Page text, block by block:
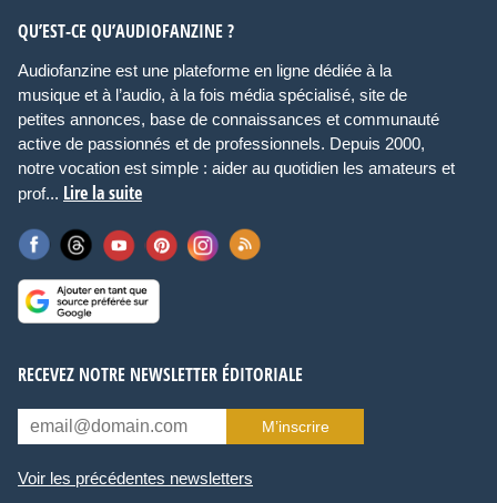
QU’EST-CE QU’AUDIOFANZINE ?
Audiofanzine est une plateforme en ligne dédiée à la
musique et à l’audio, à la fois média spécialisé, site de
petites annonces, base de connaissances et communauté
active de passionnés et de professionnels. Depuis 2000,
notre vocation est simple : aider au quotidien les amateurs et
prof... Lire la suite
RECEVEZ NOTRE NEWSLETTER ÉDITORIALE
M’inscrire
Voir les précédentes newsletters